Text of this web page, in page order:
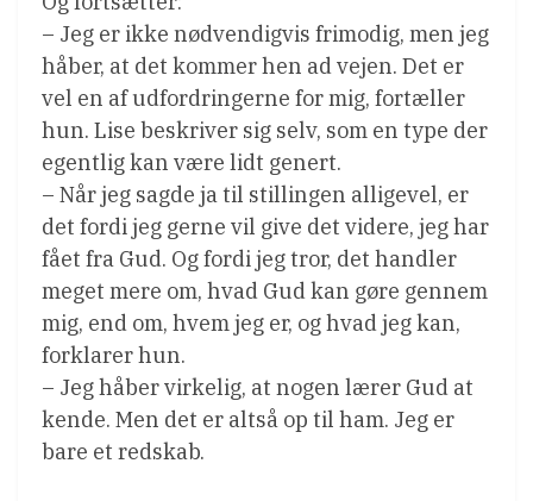
– Jeg er ikke nødvendigvis frimodig, men jeg
håber, at det kommer hen ad vejen. Det er
vel en af udfordringerne for mig, fortæller
hun. Lise beskriver sig selv, som en type der
egentlig kan være lidt genert.
– Når jeg sagde ja til stillingen alligevel, er
det fordi jeg gerne vil give det videre, jeg har
fået fra Gud. Og fordi jeg tror, det handler
meget mere om, hvad Gud kan gøre gennem
mig, end om, hvem jeg er, og hvad jeg kan,
forklarer hun.
– Jeg håber virkelig, at nogen lærer Gud at
kende. Men det er altså op til ham. Jeg er
bare et redskab.